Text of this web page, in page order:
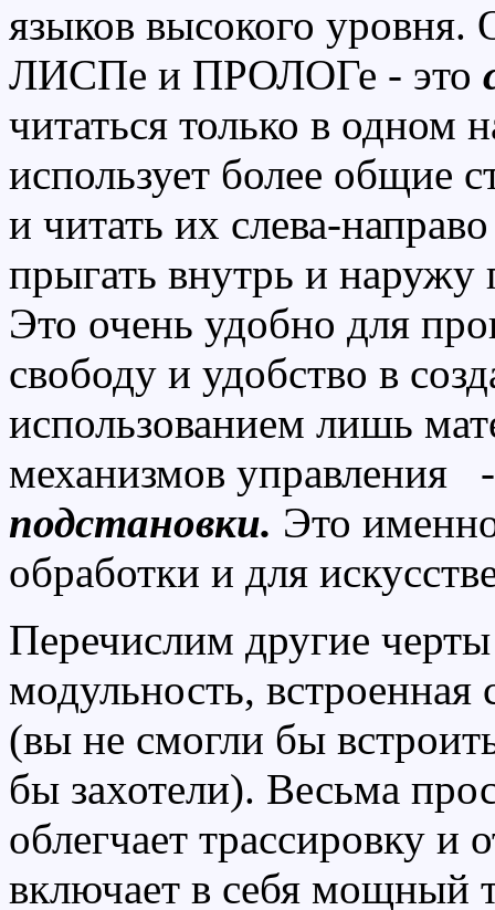
языков высокого
ЛИСПе и ПРОЛОГе - это
читаться только в
использует более общие
и читать их слева-
прыгать внутрь и
Это очень удобно для
свободу и удобство в
использованием лишь
механизмов управления
подстановки. Это
обработки и для
Перечислим другие
модульность,
(вы не смогли бы
бы захотели). Весьма
облегчает трассировку
включает в себя мощный